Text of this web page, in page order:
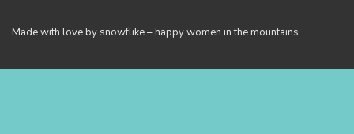
Made with love by snowflike – happy women in the mountains